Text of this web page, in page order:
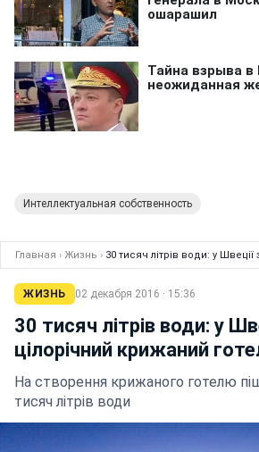
Интеллектуальная собственность
Главная › Жизнь › 30 тисяч літрів води: у
ЖИЗНЬ 02 декабря 2016 · 15:36
30 тисяч літрів води: у
цілорічний крижаний
На створення крижаного готелю
тисяч літрів води